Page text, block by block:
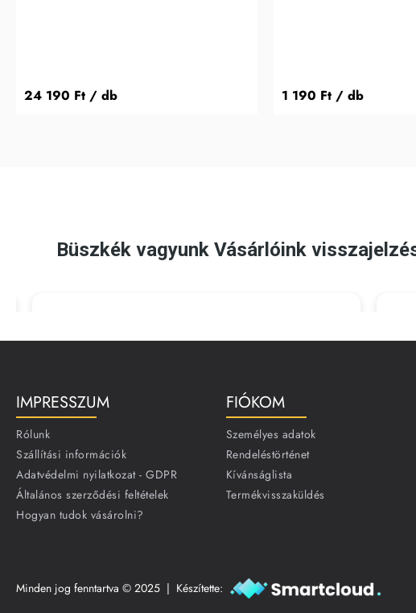
24 190 Ft / db 1 190 Ft / db
IMPRESSZUM
Rólunk
Szállítási információk
Adatvédelmi nyilatkozat - GDPR
Általános szerződési feltételek
Hogyan tudok vásárolni?
FIÓKOM
Személyes adatok
Rendeléstörténet
Kívánságlista
Termékvisszaküldés
Minden jog fenntartva © 2025 | Készítette: